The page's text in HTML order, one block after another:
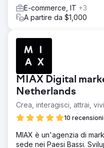
E-commerce, IT +3
A partire da $1,000
MIAX Digital
Netherlands
Crea, interagisci, attrai,
10 recensioni
MIAX è un'agenzia di
sede nei Paesi Bassi.